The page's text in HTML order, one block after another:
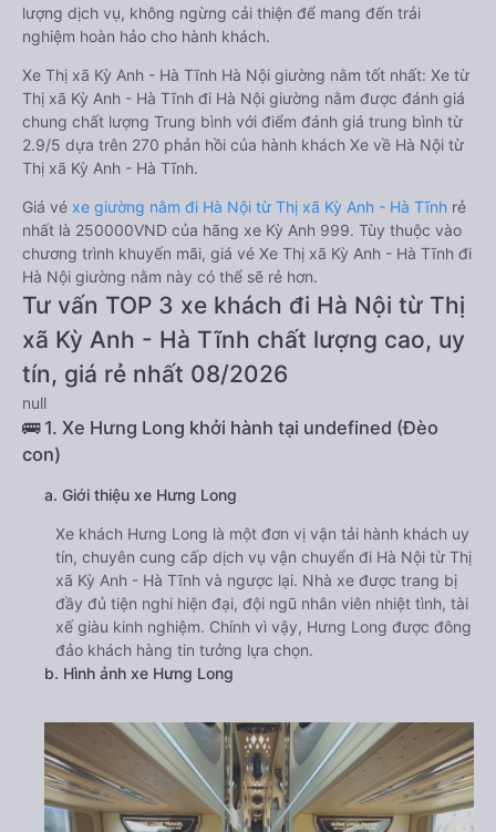
lượng dịch vụ, không ngừng cải thiện để mang đến trải
nghiệm hoàn hảo cho hành khách.
Xe Thị xã Kỳ Anh - Hà Tĩnh Hà Nội giường nằm tốt nhất: Xe từ
Thị xã Kỳ Anh - Hà Tĩnh đi Hà Nội giường nằm được đánh giá
chung chất lượng Trung bình với điểm đánh giá trung bình từ
2.9/5 dựa trên 270 phản hồi của hành khách Xe về Hà Nội từ
Thị xã Kỳ Anh - Hà Tĩnh.
Giá vé xe giường nằm đi Hà Nội từ Thị xã Kỳ Anh - Hà Tĩnh rẻ
nhất là 250000VND của hãng xe Kỳ Anh 999. Tùy thuộc vào
chương trình khuyến mãi, giá vé Xe Thị xã Kỳ Anh - Hà Tĩnh đi
Hà Nội giường nằm này có thể sẽ rẻ hơn.
Tư vấn TOP 3 xe khách đi Hà Nội từ Thị
xã Kỳ Anh - Hà Tĩnh chất lượng cao, uy
tín, giá rẻ nhất 08/2026
null
🚌 1. Xe Hưng Long khởi hành tại undefined (Đèo
con)
a. Giới thiệu xe Hưng Long
Xe khách Hưng Long là một đơn vị vận tải hành khách uy
tín, chuyên cung cấp dịch vụ vận chuyển đi Hà Nội từ Thị
xã Kỳ Anh - Hà Tĩnh và ngược lại. Nhà xe được trang bị
đầy đủ tiện nghi hiện đại, đội ngũ nhân viên nhiệt tình, tài
xế giàu kinh nghiệm. Chính vì vậy, Hưng Long được đông
đảo khách hàng tin tưởng lựa chọn.
b. Hình ảnh xe Hưng Long